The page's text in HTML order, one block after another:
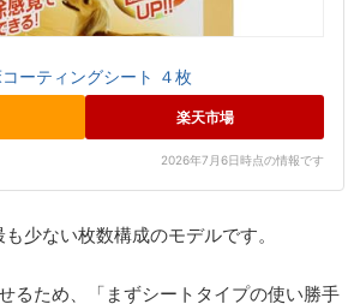
ーティングシート ４枚
楽天市場
2026年7月6日時点の情報です
少ない枚数構成のモデルです。
るため、「まずシートタイプの使い勝手